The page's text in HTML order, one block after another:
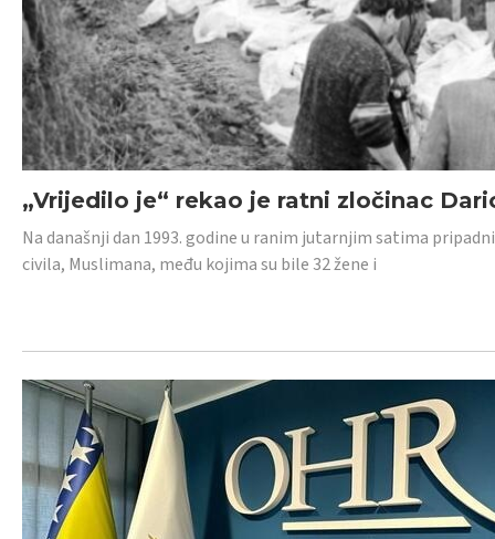
„Vrijedilo je“ rekao je ratni zločinac
Na današnji dan 1993. godine u ranim jutarnjim satima
civila, Muslimana, među kojima su bile 32 žene i